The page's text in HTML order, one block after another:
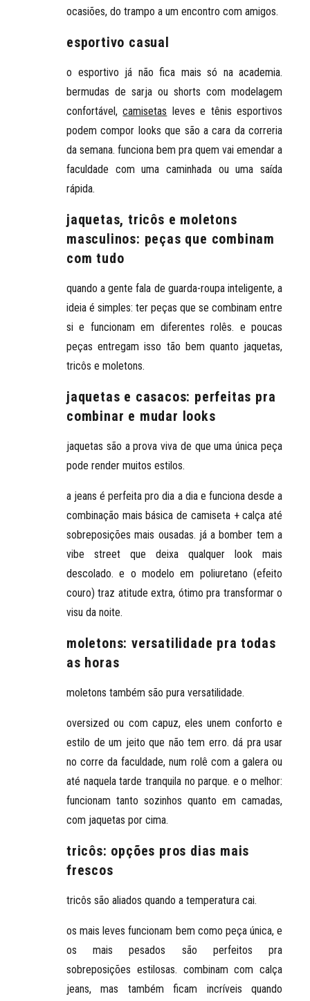
ocasiões, do trampo a um encontro com amigos.
esportivo casual
o esportivo já não fica mais só na academia.
bermudas de sarja ou shorts com modelagem
confortável,camisetas leves e tênis esportivos
podem compor looks que são a cara da correria
da semana. funciona bem pra quem vai emendar a
faculdade com uma caminhada ou uma saída
rápida.
jaquetas, tricôs e moletons
masculinos: peças que combinam
com tudo
quando a gente fala de guarda-roupa inteligente, a
ideia é simples: ter peças que se combinam entre
si e funcionam em diferentes rolês. e poucas
peças entregam isso tão bem quanto jaquetas,
tricôs e moletons.
jaquetas e casacos: perfeitas pra
combinar e mudar looks
jaquetas são a prova viva de queuma única peça
pode render muitos estilos.
a jeans é perfeita pro dia a dia e funciona desde a
combinação mais básica de camiseta + calça até
sobreposições mais ousadas. já a bomber tem a
vibe street que deixa qualquer look mais
descolado. e o modelo em poliuretano (efeito
couro) traz atitude extra, ótimo pra transformar o
visu da noite.
moletons: versatilidade pra todas
as horas
moletons também são pura versatilidade.
oversized ou com capuz, eles unem conforto e
estilo de um jeito que não tem erro. dá pra usar
no corre da faculdade, num rolê com a galera ou
até naquela tarde tranquila no parque. e o melhor:
funcionam tanto sozinhos quanto em camadas,
com jaquetas por cima.
tricôs: opções pros dias mais
frescos
tricôs são aliados quando a temperatura cai.
osmais leves funcionam bem como peça única, e
osmais pesados são perfeitos pra
sobreposições estilosas. combinam com calça
jeans, mas também ficam incríveis quando